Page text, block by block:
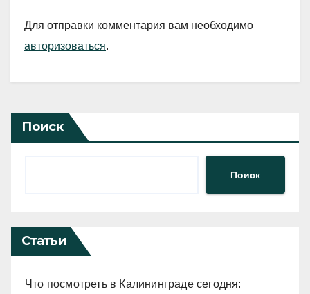
Для отправки комментария вам необходимо
авторизоваться.
Поиск
Поиск
Статьи
Что посмотреть в Калининграде сегодня: